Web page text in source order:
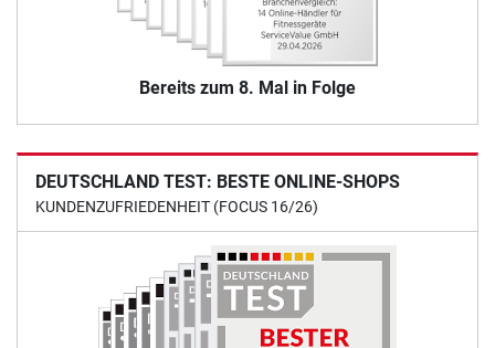
Bereits zum 8. Mal in Folge
DEUTSCHLAND TEST: BESTE ONLINE-SHOPS
KUNDENZUFRIEDENHEIT (FOCUS 16/26)